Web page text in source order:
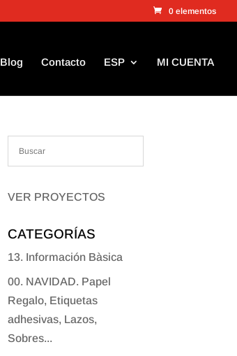
0 elementos
Blog Contacto ESP MI CUENTA
VER PROYECTOS
CATEGORÍAS
13. Información Bàsica
00. NAVIDAD. Papel
Regalo, Etiquetas
adhesivas, Lazos,
Sobres...